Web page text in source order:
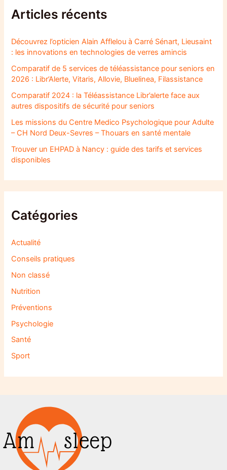
Articles récents
Découvrez l’opticien Alain Afflelou à Carré Sénart, Lieusaint
: les innovations en technologies de verres amincis
Comparatif de 5 services de téléassistance pour seniors en
2026 : Libr’Alerte, Vitaris, Allovie, Bluelinea, Filassistance
Comparatif 2024 : la Téléassistance Libr’alerte face aux
autres dispositifs de sécurité pour seniors
Les missions du Centre Medico Psychologique pour Adulte
– CH Nord Deux-Sevres – Thouars en santé mentale
Trouver un EHPAD à Nancy : guide des tarifs et services
disponibles
Catégories
Actualité
Conseils pratiques
Non classé
Nutrition
Préventions
Psychologie
Santé
Sport